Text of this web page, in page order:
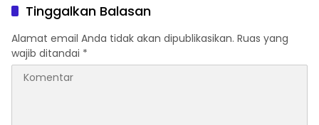
Tinggalkan Balasan
Alamat email Anda tidak akan dipublikasikan. Ruas yang
wajib ditandai *